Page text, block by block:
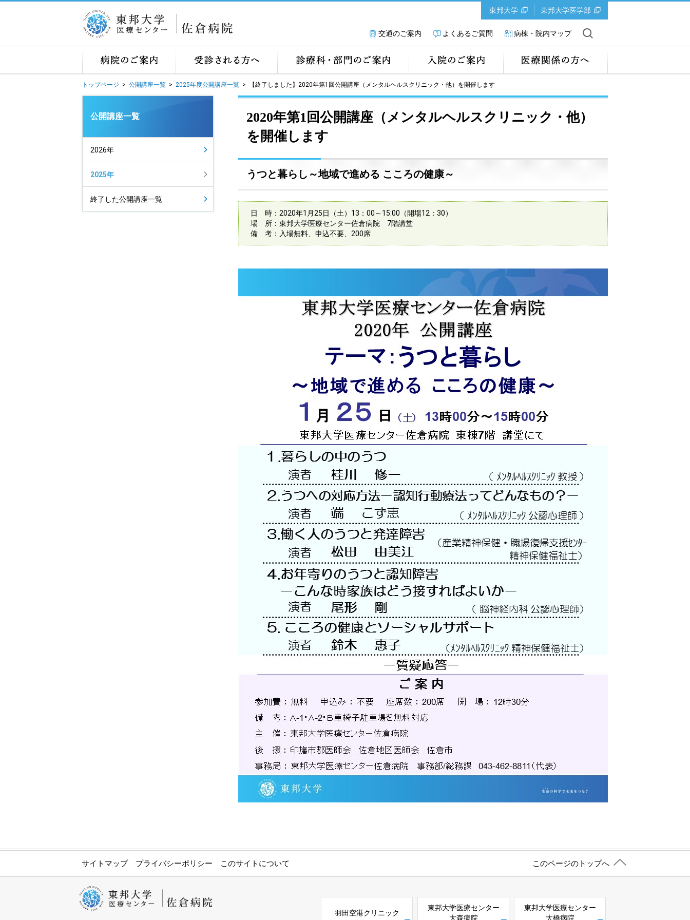
東邦大学 東邦大学医学部
交通のご案内 よくあるご質問 病棟・院内マップ
トップページ > 公開講座一覧 > 2025年度公開講座一覧 > 【終了しました】2020年第1回公開講座（メンタルヘルスクリニック・他）を開催します
2020年第1回公開講座（メンタルヘルスクリニック・他）
を開催します
うつと暮らし～地域で進める こころの健康～
日 時：2020年1月25日（土）13：00～15:00（開場12：30）
場 所：東邦大学医療センター佐倉病院 7階講堂
備 考：入場無料、申込不要、200席
公開講座一覧
2026年
2025年
終了した公開講座一覧
このページのトップへ
サイトマップ プライバシーポリシー このサイトについて
羽田空港クリニック
東邦大学医療センター
大森病院
東邦大学医療センター
大橋病院